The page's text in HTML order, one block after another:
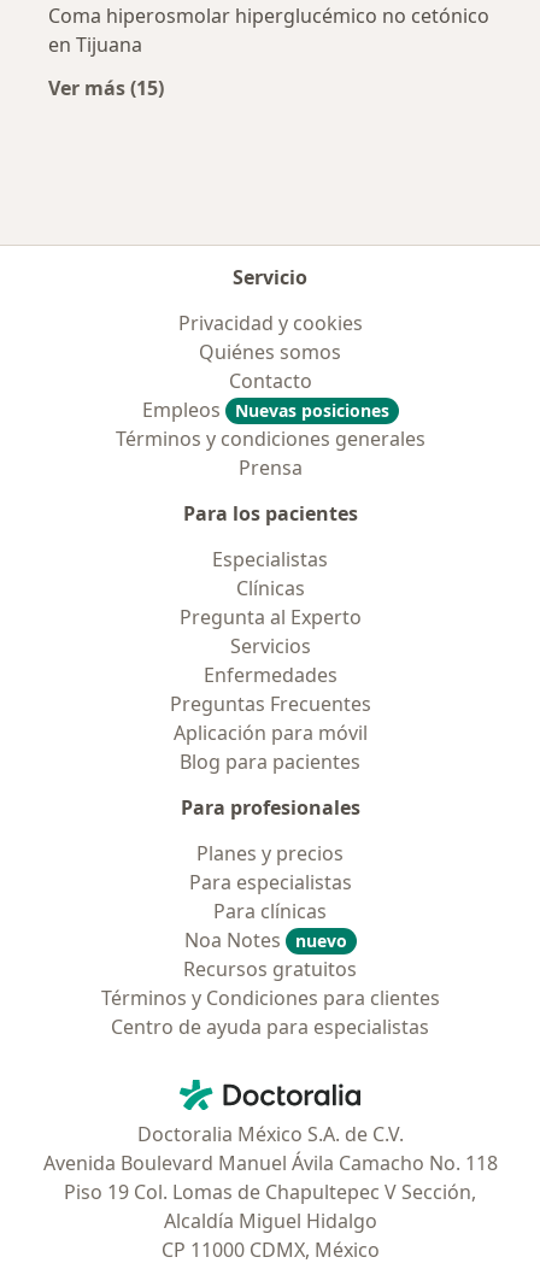
Coma hiperosmolar hiperglucémico no cetónico
en Tijuana
Ver más (15)
Servicio
Privacidad y cookies
Quiénes somos
Contacto
Empleos
Nuevas posiciones
Términos y condiciones generales
Prensa
Para los pacientes
Especialistas
Clínicas
Pregunta al Experto
Servicios
Enfermedades
Preguntas Frecuentes
Aplicación para móvil
Blog para pacientes
Para profesionales
Planes y precios
Para especialistas
Para clínicas
Noa Notes
nuevo
Recursos gratuitos
Términos y Condiciones para clientes
Centro de ayuda para especialistas
Doctoralia - Página de inicio
Doctoralia México S.A. de C.V.
Avenida Boulevard Manuel Ávila Camacho No. 118
Piso 19 Col. Lomas de Chapultepec V Sección,
Alcaldía Miguel Hidalgo
CP 11000 CDMX, México